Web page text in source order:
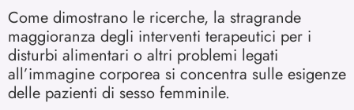
Come dimostrano le ricerche, la stragrande
maggioranza degli interventi terapeutici per i
disturbi alimentari o altri problemi legati
all’immagine corporea si concentra sulle esigenze
delle pazienti di sesso femminile.